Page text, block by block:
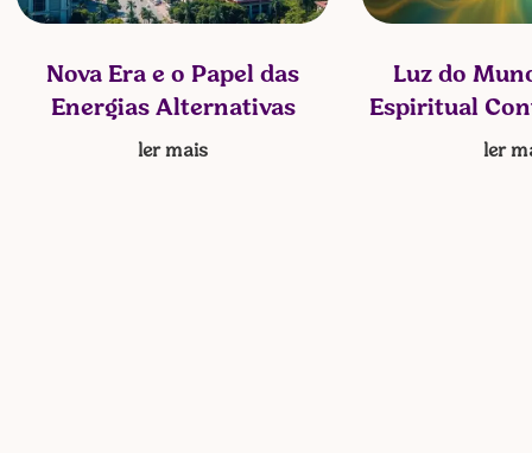
Nova Era e o Papel das
Energias Alternativas
ler mais
Luz do
Espiritual
ler